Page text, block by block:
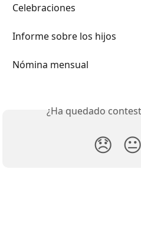
Celebraciones
Informe sobre los hijos
Nómina mensual
¿Ha quedado
😞 😐